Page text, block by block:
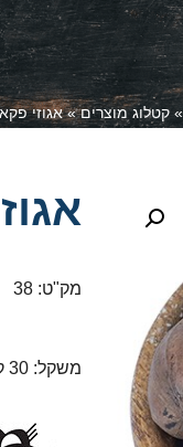
»קטלוג מוצרים»אגוזי
מק"ט: 38
משקל: 30 ק”ג